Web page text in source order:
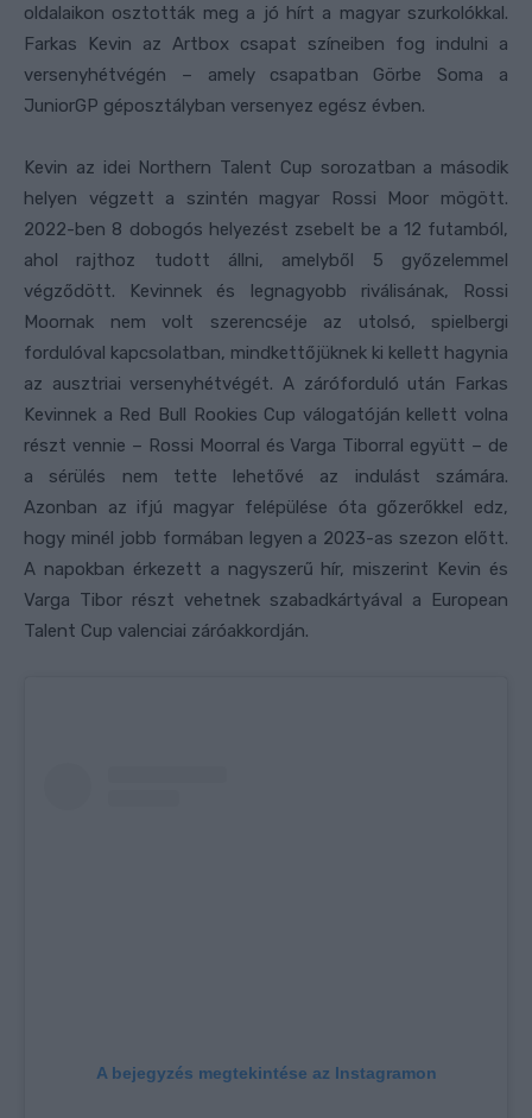
oldalaikon osztották meg a jó hírt a magyar szurkolókkal.
Farkas Kevin az Artbox csapat színeiben fog indulni a
versenyhétvégén – amely csapatban Görbe Soma a
JuniorGP géposztályban versenyez egész évben.
Kevin az idei Northern Talent Cup sorozatban a második
helyen végzett a szintén magyar Rossi Moor mögött.
2022-ben 8 dobogós helyezést zsebelt be a 12 futamból,
ahol rajthoz tudott állni, amelyből 5 győzelemmel
végződött. Kevinnek és legnagyobb riválisának, Rossi
Moornak nem volt szerencséje az utolsó, spielbergi
fordulóval kapcsolatban, mindkettőjüknek ki kellett hagynia
az ausztriai versenyhétvégét. A záróforduló után Farkas
Kevinnek a Red Bull Rookies Cup válogatóján kellett volna
részt vennie – Rossi Moorral és Varga Tiborral együtt – de
a sérülés nem tette lehetővé az indulást számára.
Azonban az ifjú magyar felépülése óta gőzerőkkel edz,
hogy minél jobb formában legyen a 2023-as szezon előtt.
A napokban érkezett a nagyszerű hír, miszerint Kevin és
Varga Tibor részt vehetnek szabadkártyával a European
Talent Cup valenciai záróakkordján.
A bejegyzés megtekintése az Instagramon